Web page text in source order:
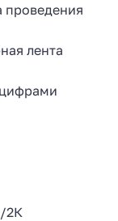
проведения
лента
2К